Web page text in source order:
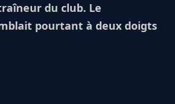
du club. Le
pourtant à deux doigts